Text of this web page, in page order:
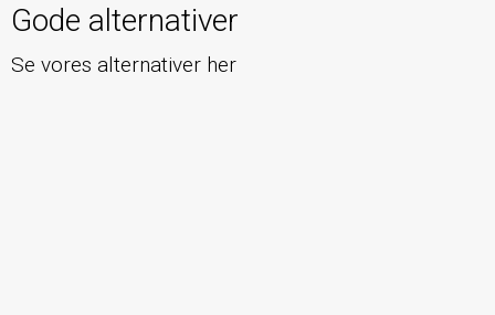
Gode alternativer
Se vores alternativer her